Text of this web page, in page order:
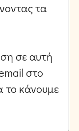
τα
σε αυτή
στο
το κάνουμε